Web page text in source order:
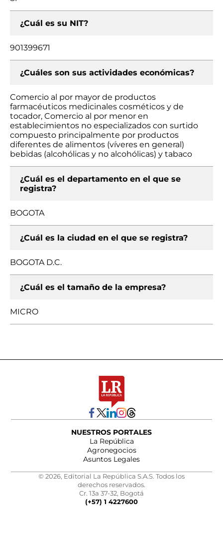
¿Cuál es su NIT?
901399671
¿Cuáles son sus actividades económicas?
Comercio al por mayor de productos
farmacéuticos medicinales cosméticos y de
tocador, Comercio al por menor en
establecimientos no especializados con surtido
compuesto principalmente por productos
diferentes de alimentos (víveres en general)
bebidas (alcohólicas y no alcohólicas) y tabaco
¿Cuál es el departamento en el que se
registra?
BOGOTA
¿Cuál es la ciudad en el que se registra?
BOGOTA D.C.
¿Cuál es el tamaño de la empresa?
MICRO
NUESTROS PORTALES
La República
Agronegocios
Asuntos Legales
© 2026, Editorial La República S.A.S. Todos los
derechos reservados.
Cr. 13a 37-32, Bogotá
(+57) 1 4227600